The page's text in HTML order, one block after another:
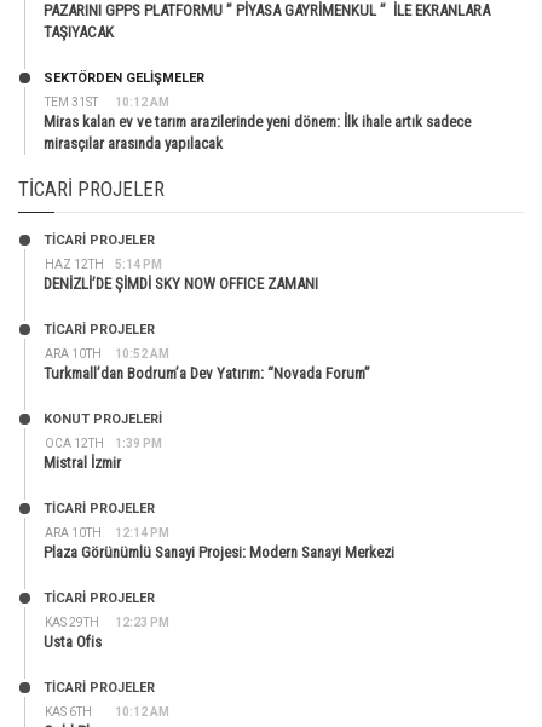
PAZARINI GPPS PLATFORMU ” PİYASA GAYRİMENKUL ” İLE EKRANLARA
TAŞIYACAK
TEM 31ST 10:12 AM
SEKTÖRDEN GELIŞMELER
Miras kalan ev ve tarım arazilerinde yeni dönem: İlk ihale artık sadece
mirasçılar arasında yapılacak
TICARI PROJELER
HAZ 12TH 5:14 PM
TİCARİ PROJELER
DENİZLİ’DE ŞİMDİ SKY NOW OFFICE ZAMANI
ARA 10TH 10:52 AM
TİCARİ PROJELER
Turkmall’dan Bodrum’a Dev Yatırım: “Novada Forum”
OCA 12TH 1:39 PM
KONUT PROJELERI
Mistral İzmir
ARA 10TH 12:14 PM
TİCARİ PROJELER
Plaza Görünümlü Sanayi Projesi: Modern Sanayi Merkezi
KAS 29TH 12:23 PM
TİCARİ PROJELER
Usta Ofis
KAS 6TH 10:12 AM
TİCARİ PROJELER